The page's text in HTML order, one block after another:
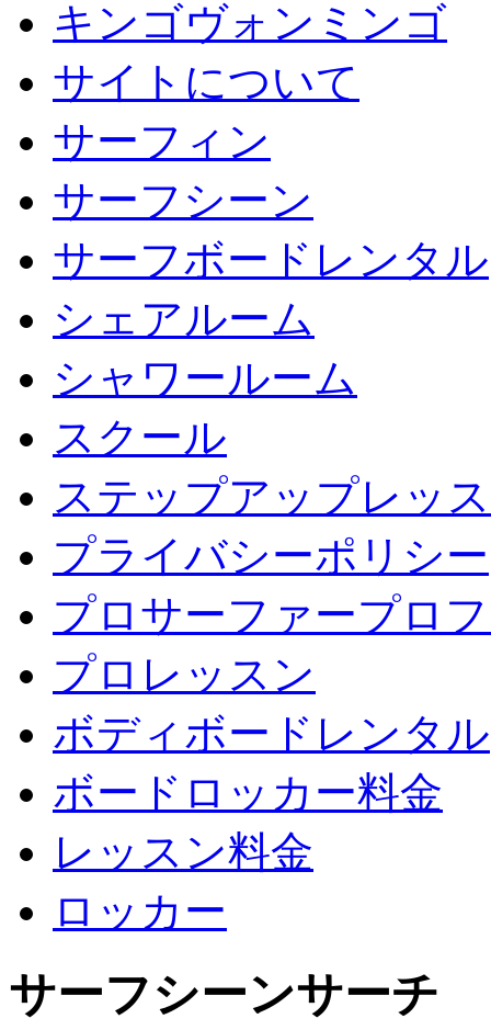
キンゴヴォンミンゴ
サイトについて
サーフィン
サーフシーン
サーフボードレンタル
シェアルーム
シャワールーム
スクール
ステップアップレッ
プライバシーポリシー
プロサーファープロ
プロレッスン
ボディボードレンタル
ボードロッカー料金
レッスン料金
ロッカー
サーフシーンサーチ